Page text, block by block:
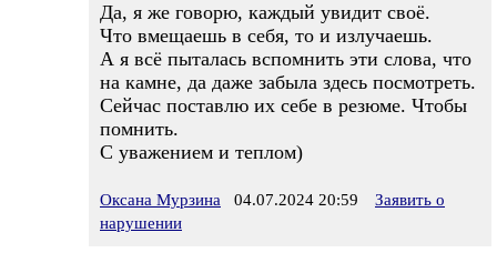
Да, я же говорю, каждый увидит своё.
Что вмещаешь в себя, то и излучаешь.
А я всё пыталась вспомнить эти слова, что
на камне, да даже забыла здесь посмотреть.
Сейчас поставлю их себе в резюме. Чтобы
помнить.
С уважением и теплом)
Оксана Мурзина 04.07.2024 20:59
Заявить о
нарушении